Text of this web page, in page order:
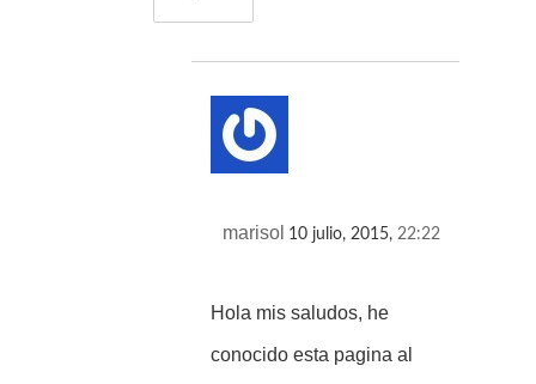
marisol 10 julio, 2015, 22:22
Hola mis saludos, he
conocido esta pagina al